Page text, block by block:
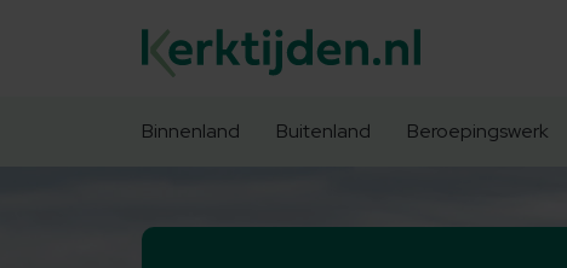
Binnenland Buitenland Beroepingswerk